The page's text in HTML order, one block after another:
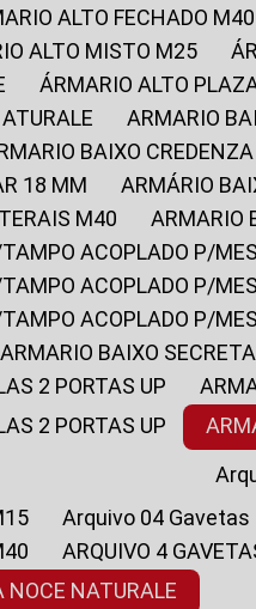
ALTO FECHADO M40
ALTO MISTO M25
ÁRMARIO ALTO
ARMARIO
BAIXO
18 MM
ARMÁRIO
M40
ACOPLADO P/
ACOPLADO P/
ACOPLADO P/
ARMARIO BAIXO
2 PORTAS UP
2 PORTAS UP
Arquivo 04
ARQUIVO 4
NOCE NATURALE